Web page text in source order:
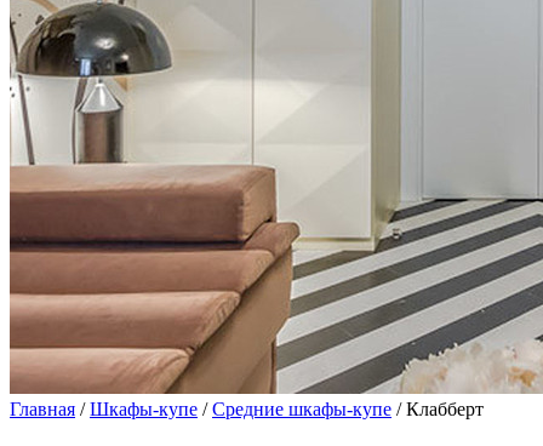
Главная /Шкафы-купе /Средние шкафы-купе / Клабберт